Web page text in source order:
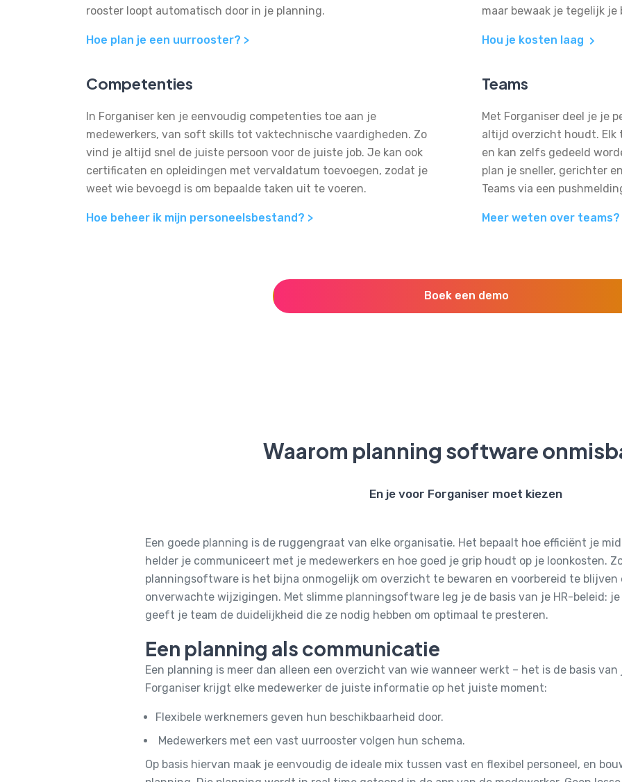
rooster loopt automatisch door in je planning.
Hoe plan je een uurrooster? >
Competenties
In Forganiser ken je eenvoudig competenties toe aan je
medewerkers, van soft skills tot vaktechnische vaardigheden. Zo
vind je altijd snel de juiste persoon voor de juiste job. Je kan ook
certificaten en opleidingen met vervaldatum toevoegen, zodat je
weet wie bevoegd is om bepaalde taken uit te voeren.
Hoe beheer ik mijn personeelsbestand? >
maar bewaak je tegelijk je
Hou je kosten laag
Teams
Met Forganiser deel je je
altijd overzicht houdt. Elk
en kan zelfs gedeeld
plan je sneller, gerichter
Teams via een
Meer weten over teams?
Boek een demo
Waarom planning software
En je voor Forganiser moet kiezen
Een goede planning is de ruggengraat van elke organisatie. Het bepaalt hoe efficiënt je
helder je communiceert met je medewerkers en hoe goed je grip houdt op je loonkosten.
planningsoftware is het bijna onmogelijk om overzicht te bewaren en voorbereid te blijven
onverwachte wijzigingen. Met slimme planningsoftware leg je de basis van je HR-beleid:
geeft je team de duidelijkheid die ze nodig hebben om optimaal te presteren.
Een planning als communicatie
Een planning is meer dan alleen een overzicht van wie wanneer werkt – het is de basis
Forganiser krijgt elke medewerker de juiste informatie op het juiste moment:
Flexibele werknemers geven hun beschikbaarheid door.
Medewerkers met een vast uurrooster volgen hun schema.
Op basis hiervan maak je eenvoudig de ideale mix tussen vast en flexibel personeel, en